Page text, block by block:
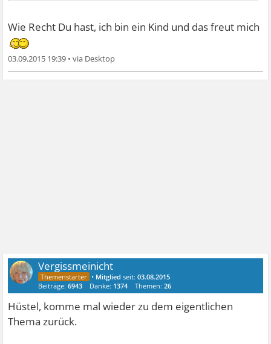
aber davon ausgehen, dass sie es tun können. Aber es soll
auch Ausnahmen geben....
Wie Recht Du hast, ich bin ein Kind und das freut mich
03.09.2015 19:39 •
Vergissmeinicht
• Mitglied seit:03.08.2015
Beiträge:6943 Danke: 1374 Themen:26
Hüstel, komme mal wieder zu dem eigentlichen
Thema zurück.